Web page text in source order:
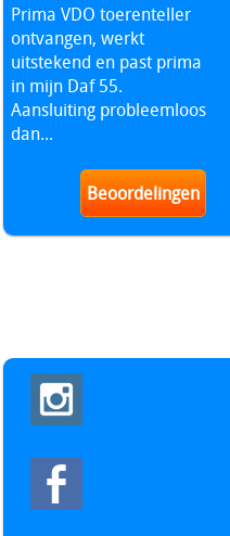
Prima VDO toerenteller
ontvangen, werkt
uitstekend en past prima
in mijn Daf 55.
Aansluiting probleemloos
dan...
Beoordelingen